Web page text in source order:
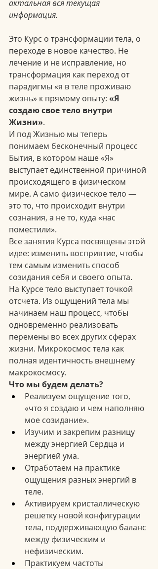
актальная вся текущая
информация.
Это Курс о трансформации тела, о
переходе в новое качество. Не
лечение и не исправление, но
трансформация как переход от
парадигмы «я в теле проживаю
жизнь» к прямому опыту: «Я
создаю свое тело внутри
Жизни».
И под Жизнью мы теперь
понимаем бесконечный процесс
Бытия, в котором наше «Я»
выступает единственной причиной
происходящего в физическом
мире. А само физическое тело —
это то, что происходит внутри
сознания, а не то, куда «нас
поместили».
Все занятия Курса посвящены этой
идее: изменить восприятие, чтобы
тем самым изменить способ
созидания себя и своего опыта.
На Курсе тело выступает точкой
отсчета. Из ощущений тела мы
начинаем наш процесс, чтобы
одновременно реализовать
перемены во всех других сферах
жизни. Микрокосмос тела как
полная идентичность внешнему
макрокосмосу.
Что мы будем делать?
Реализуем ощущение того,
«что я создаю и чем наполняю
мое созидание».
Изучим и закрепим разницу
между энергией Сердца и
энергией ума.
Отработаем на практике
ощущения разных энергий в
теле.
Активируем кристаллическую
решетку новой конфигурации
тела, поддерживающую баланс
между физическим и
нефизическим.
Практикуем частоты